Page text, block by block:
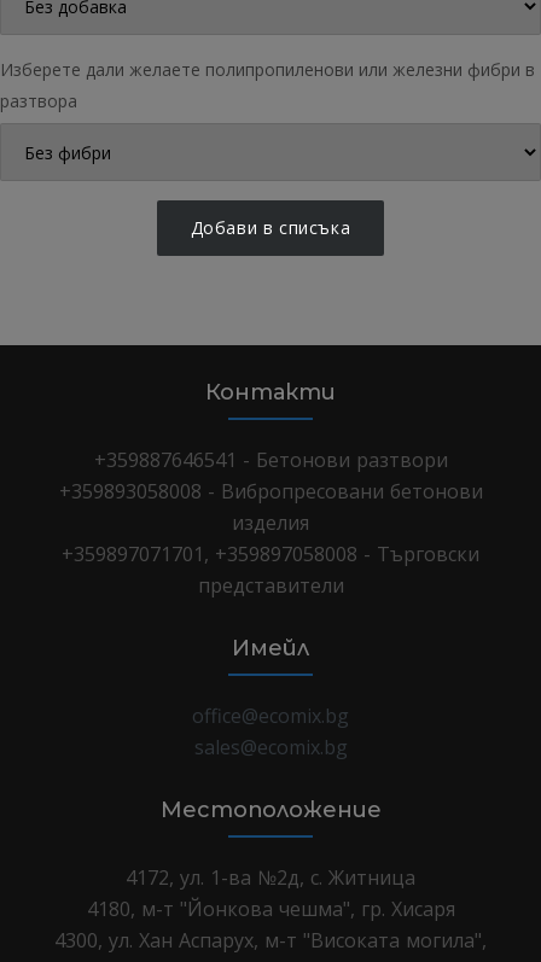
Изберете дали желаете полипропиленови или железни фибри в
разтворa
Добави в списъка
Контакти
+359887646541 - Бетонови разтвори
+359893058008 - Вибропресовани бетонови
изделия
+359897071701, +359897058008 - Търговски
представители
Имейл
office@ecomix.bg
sales@ecomix.bg
Местоположение
4172, ул. 1-ва №2д, с. Житница
4180, м-т "Йонкова чешма", гр. Хисаря
4300, ул. Хан Аспарух, м-т "Високата могила",